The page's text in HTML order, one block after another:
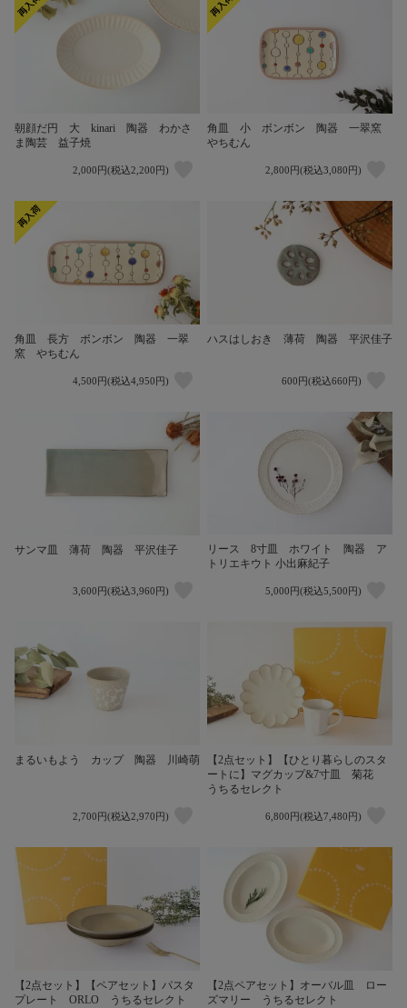
朝顔だ円 大 kinari 陶器 わかさ
ま陶芸 益子焼
2,000円(税込2,200円)
角皿 小 ボンボン 陶器 一翠窯
やちむん
2,800円(税込3,080円)
角皿 長方 ボンボン 陶器 一翠
窯 やちむん
4,500円(税込4,950円)
ハスはしおき 薄荷 陶器 平沢佳子
600円(税込660円)
サンマ皿 薄荷 陶器 平沢佳子
3,600円(税込3,960円)
リース 8寸皿 ホワイト 陶器 ア
トリエキウト 小出麻紀子
5,000円(税込5,500円)
まるいもよう カップ 陶器 川崎萌
2,700円(税込2,970円)
【2点セット】【ひとり暮らしのスタ
ートに】マグカップ&7寸皿 菊花
うちるセレクト
6,800円(税込7,480円)
【2点セット】【ペアセット】パスタ
プレート ORLO うちるセレクト
【2点ペアセット】オーバル皿 ロー
ズマリー うちるセレクト